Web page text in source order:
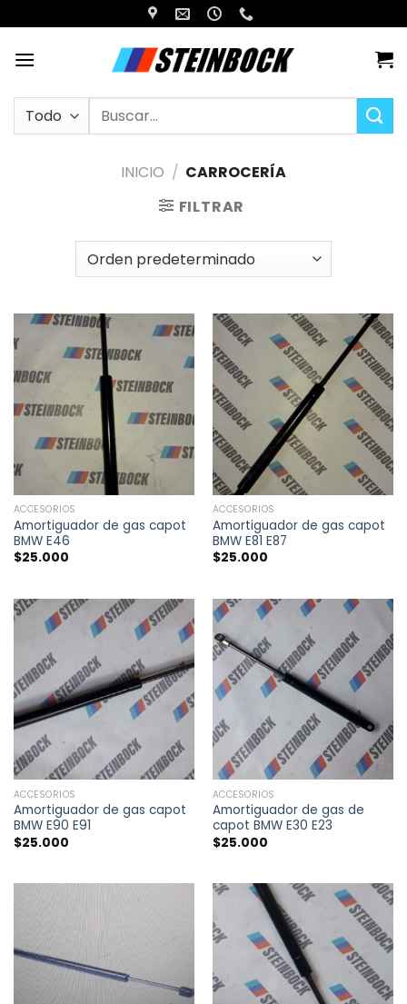
al
contenido
Buscar
INICIO / CARROCERÍA
FILTRAR
ACCESORIOS
Amortiguador de gas capot
BMW E46
$25.000
ACCESORIOS
Amortiguador de gas capot
BMW E81 E87
$25.000
ACCESORIOS
Amortiguador de gas capot
BMW E90 E91
$25.000
ACCESORIOS
Amortiguador de gas de
capot BMW E30 E23
$25.000